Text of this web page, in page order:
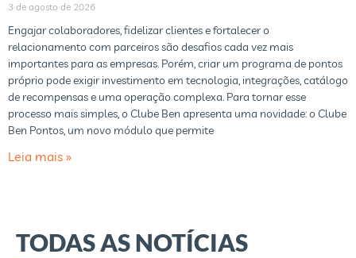
3 de agosto de 2026
Engajar colaboradores, fidelizar clientes e fortalecer o
relacionamento com parceiros são desafios cada vez mais
importantes para as empresas. Porém, criar um programa de pontos
próprio pode exigir investimento em tecnologia, integrações, catálogo
de recompensas e uma operação complexa. Para tornar esse
processo mais simples, o Clube Ben apresenta uma novidade: o Clube
Ben Pontos, um novo módulo que permite
Leia mais »
TODAS AS NOTÍCIAS